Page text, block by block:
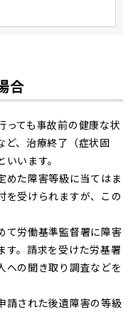
合
っても事故前の健康な状
ど、治療終了（症状固
います。
めた障害等級に当てはま
を受けられますが、この
て労働基準監督署に障害
す。請求を受けた労基署
への聞き取り調査などを
請された後遺障害の等級